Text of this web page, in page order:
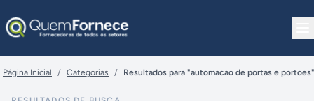
Página Inicial / Categorias / Resultados para "automacao de portas e portoes"